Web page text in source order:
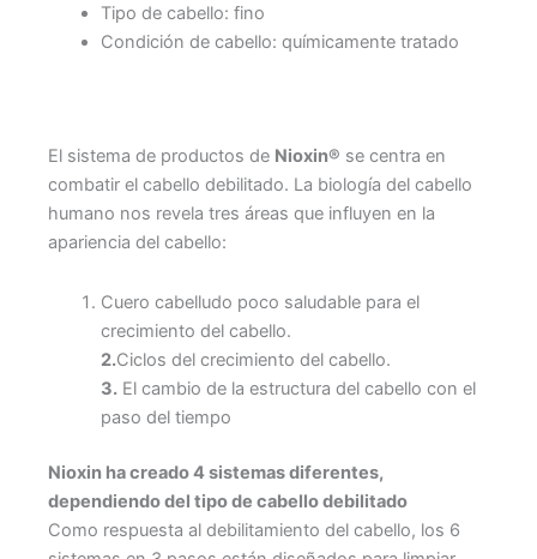
Tipo de cabello: fino
Condición de cabello: químicamente tratado
El sistema de productos de Nioxin® se centra en
combatir el cabello debilitado. La biología del cabello
humano nos revela tres áreas que influyen en la
apariencia del cabello:
Cuero cabelludo poco saludable para el
crecimiento del cabello.
2.Ciclos del crecimiento del cabello.
3.El cambio de la estructura del cabello con el
paso del tiempo
Nioxin ha creado 4 sistemas diferentes,
dependiendo del tipo de cabello debilitado
Como respuesta al debilitamiento del cabello, los 6